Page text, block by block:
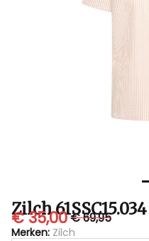
Zilch
€ 35,00€ 69,95
Merken: Zilch